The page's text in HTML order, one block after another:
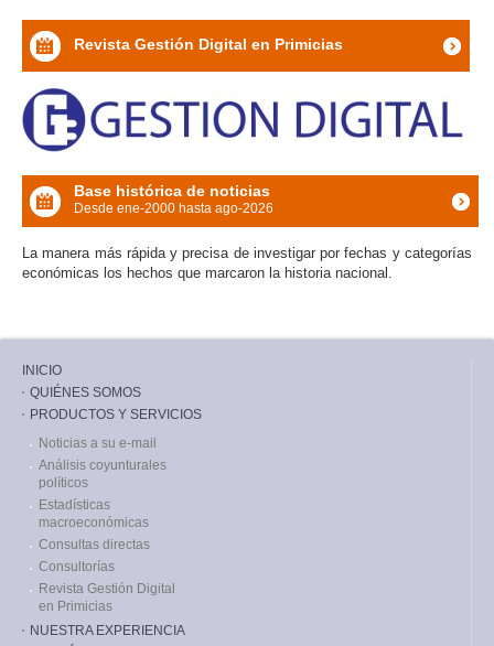
icon
Revista Gestión Digital en Primicias
icon
Base histórica de noticias
Desde ene-2000 hasta ago-2026
La manera más rápida y precisa de investigar por fechas y categorías
económicas los hechos que marcaron la historia nacional.
INICIO
QUIÉNES SOMOS
PRODUCTOS Y SERVICIOS
Noticias a su e-mail
Análisis coyunturales
políticos
Estadísticas
macroeconómicas
Consultas directas
Consultorías
Revista Gestión Digital
en Primicias
NUESTRA EXPERIENCIA